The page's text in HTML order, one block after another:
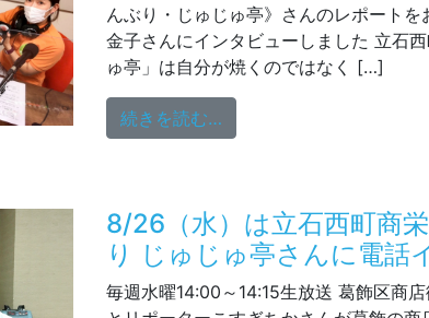
んぶり・じゅじゅ亭》さんのレポート
金子さんにインタビューしました 立石
ゅ亭」は自分が焼くのではなく […]
続きを読む…
8/26（水）は立石西町商
り じゅじゅ亭さんに電話
毎週水曜14:00～14:15生放送 葛飾区商